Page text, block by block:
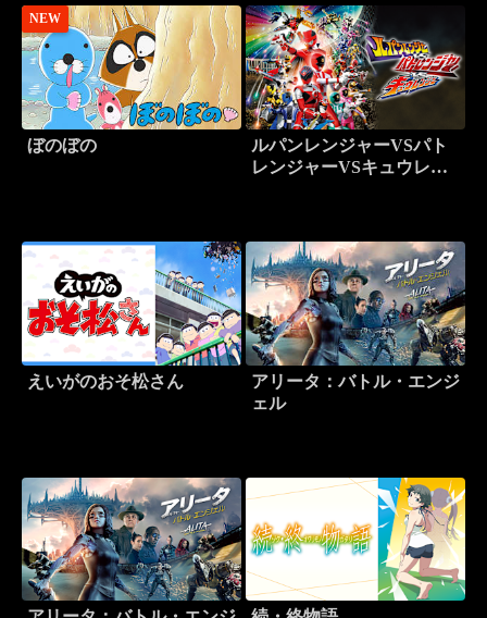
NEW
ぼのぼの
ルパンレンジャーVSパト
レンジャーVSキュウレン
えいがのおそ松さん
アリータ：バトル・エンジ
ェル